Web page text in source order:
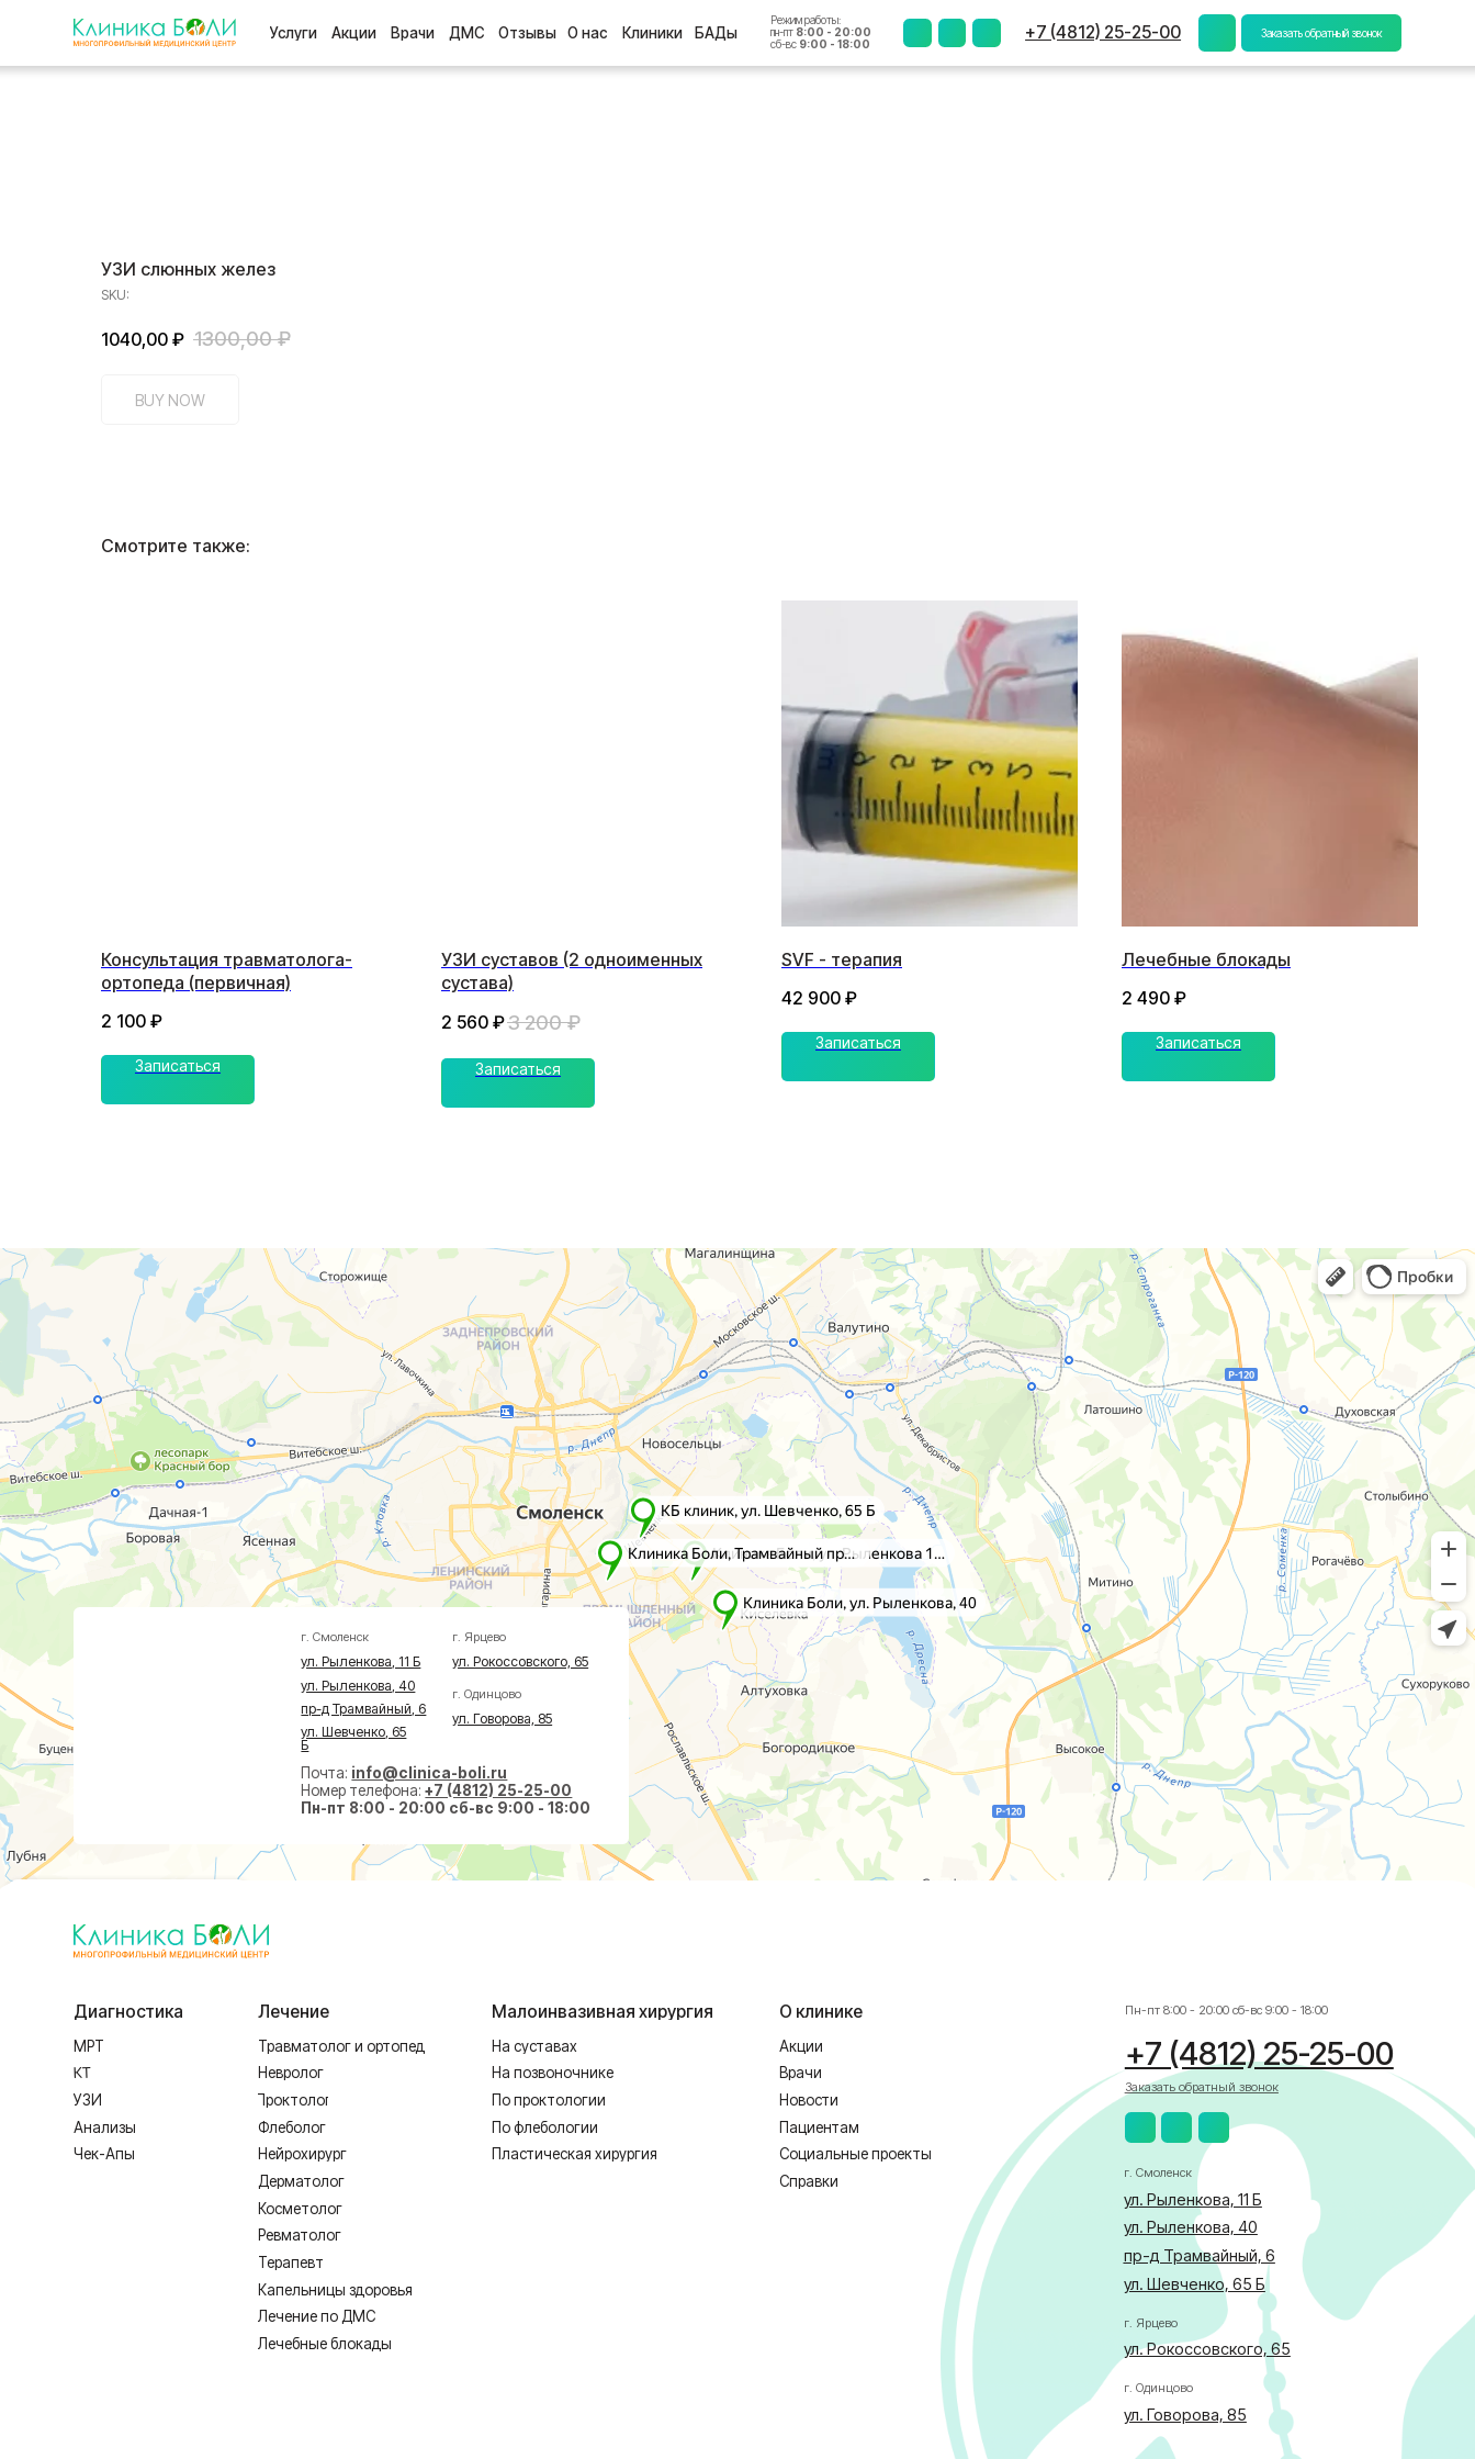
+7 (4812) 25-25-00
пн-пт8:00 - 20:00
сб-вс9:00 - 18:00
Заказать обратный звонок
БАДы
Услуги Акции Врачи ДМС Отзывы О нас Клиники
УЗИ слюнных желез
SKU:
1040,00 ₽ 1300,00 ₽
BUY NOW
Смотрите также:
Консультация травматолога-
ортопеда (первичная)
2 100 ₽
Записаться
УЗИ суставов (2 одноименных
сустава)
2 560 ₽3 200 ₽
Записаться
SVF - терапия
42 900 ₽
Записаться
Лечебные блокады
2 490 ₽
Записаться
Почта: info@clinica-boli.ru
Номер телефона:+7 (4812) 25-25-00
г. Смоленск
ул. Рыленкова, 11 Б
ул. Рыленкова, 40
пр-д Трамвайный, 6
ул. Шевченко, 65
Б
г. Ярцево
ул. Рокоссовского, 65
г. Одинцово
ул. Говорова, 85
+7 (4812) 25-25-00
Заказать обратный звонок
ул. Рокоссовского, 65
г. Одинцово
ул. Говорова, 85
пр-д Трамвайный, 6
ИМЕЮТСЯ ПРОТИВОПОКАЗАНИЯ, НЕОБХОДИМА КОНСУЛЬТАЦИЯ СПЕЦИАЛИСТА
Лицензия Л041-01128-67/00331765 от 28.05.2019 г. и Л041-01128-67/00637993 от 17.01.2023 г. выдана Департаментом Смоленской области по здравоохранению
Согласие на обработку персональных данных Политика в отношении обработки персональных данных
Пн-пт 8:00 - 20:00 сб-вс 9:00 - 18:00
КТ
Чек-Апы
Невролог
Проктолог
Нейрохирург
Дерматолог
Терапевт
Капельницы здоровья
Лечение по ДМС
Лечебные блокады
Малоинвазивная хирургия
На позвоночнике
По проктологии
О клинике
Акции
Врачи
Новости